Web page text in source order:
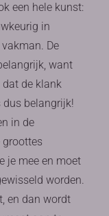
een hele kunst:
in
De
want
de klank
dus belangrijk!
in de
groottes
je mee en moet
worden.
en dan wordt